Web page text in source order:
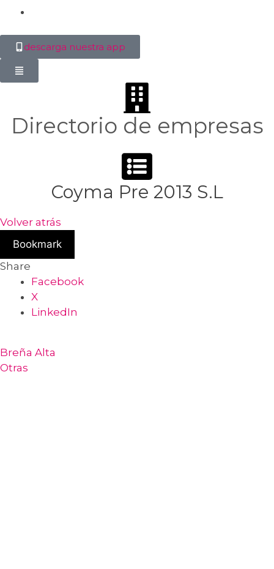
descarga nuestra app
Directorio de empresas
Coyma Pre 2013 S.L
Volver atrás
Bookmark
Share
Facebook
X
LinkedIn
Breña Alta
Otras